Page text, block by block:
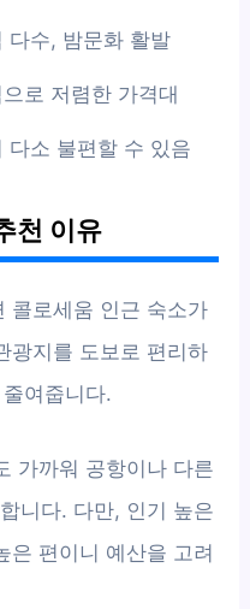
다수, 밤문화 활발
로 저렴한 가격대
다소 불편할 수 있음
천 이유
콜로세움 인근 숙소가
광지를 도보로 편리하
여줍니다.
가까워 공항이나 다른
니다. 다만, 인기 높은
은 편이니 예산을 고려